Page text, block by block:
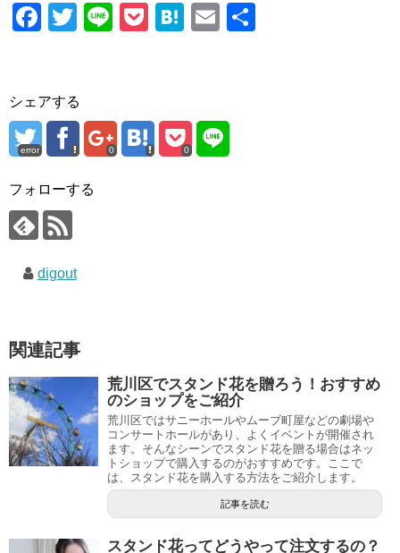
F
e
b
o
o
k
T
er
Li
P
H
a
E
シェアする
error 0 0
フォローする
digout
関連記事
荒川区でスタンド花を贈ろう！おすすめ
のショップをご紹介
荒川区ではサニーホールやムーブ町屋などの劇場や
コンサートホールがあり、よくイベントが開催され
ます。そんなシーンでスタンド花を贈る場合はネッ
トショップで購入するのがおすすめです。ここで
は、スタンド花を購入する方法をご紹介します。
記事を読む
スタンド花ってどうやって注文するの？